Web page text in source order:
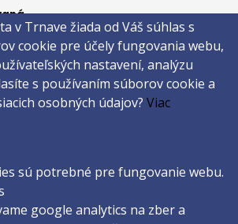
fakulta · Trnavská univerzita v Trnave
v Trnave žiada od Váš súhlas s
cookie pre účely fungovania webu,
nastavení, analýzu
s používaním súborov cookie a
osobných údajov?Viac
sú potrebné pre fungovanie webu.
google analytics na zber a